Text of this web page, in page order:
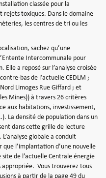
classée pour la
rejets toxiques. Dans le domaine
les centres de tri ou les
sachez qu’une
Intercommunale pour
a reposé sur l’analyse croisée
bas de l’actuelle CEDLM ;
Limoges Rue Giffard ; et
Mines)) à travers 26 critères
aux habitations, investissement,
La densité de population dans un
dans cette grille de lecture
globale a conduit
l’implantation d’une nouvelle
de l’actuelle Centrale énergie
appropriée. Vous trouverez tous
à partir de la page 49 du